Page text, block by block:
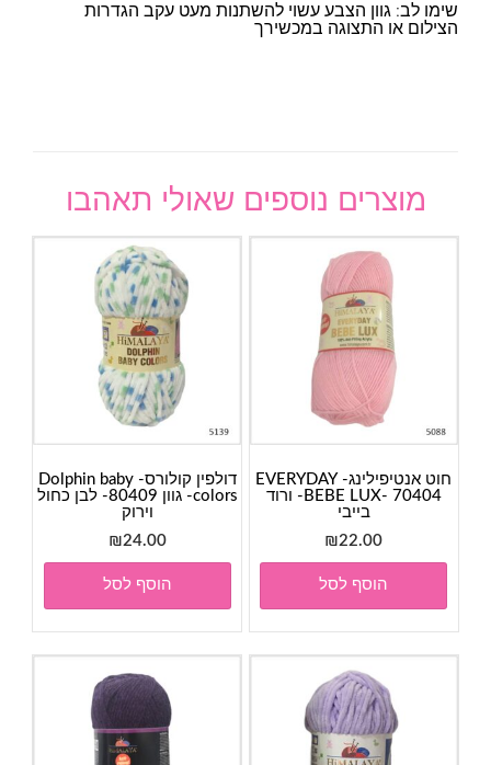
שימו לב: גוון הצבע עשוי להשתנות מעט עקב הגדרות
הצילום או התצוגה במכשירך
מוצרים נוספים שאולי תאהבו
חוט אנטיפילינג- EVERYDAY
BEBE LUX- 70404- ורוד
בייבי
₪22.00
הוסף לסל
דולפין קולורס- Dolphin baby
colors- גוון 80409- לבן כחול
וירוק
₪24.00
הוסף לסל